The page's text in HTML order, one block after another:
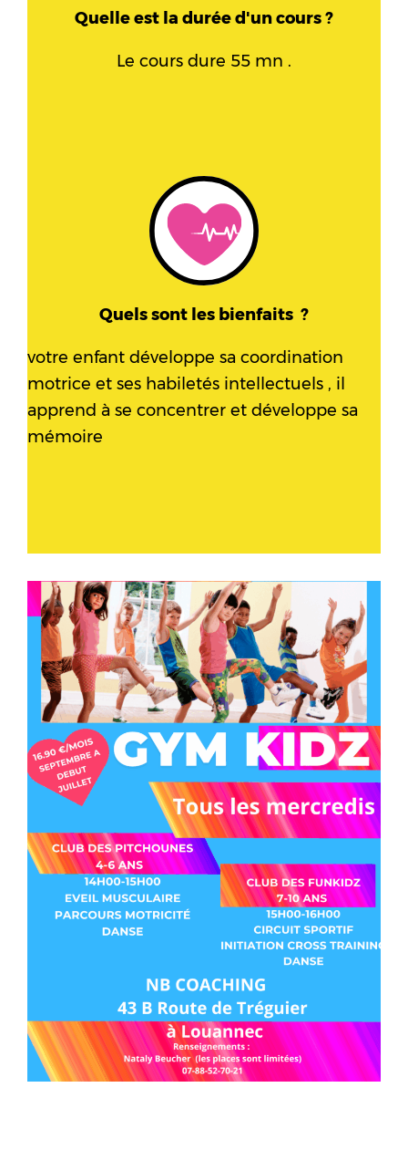
Quelle est la durée d'un cours ?
Le cours dure 55 mn .
Quels sont les bienfaits ?
votre enfant développe sa coordination
motrice et ses habiletés intellectuels , il
apprend à se concentrer et développe sa
mémoire